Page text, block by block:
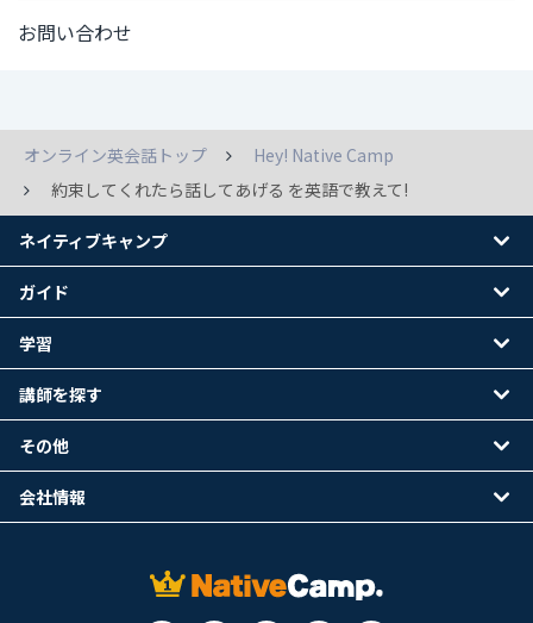
お問い合わせ
オンライン英会話トップ
Hey! Native Camp
約束してくれたら話してあげる を英語で教えて!
ネイティブキャンプ
ガイド
学習
講師を探す
その他
会社情報